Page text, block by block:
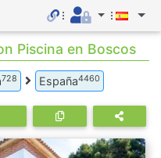
Piscina en Boscos
728 España4460